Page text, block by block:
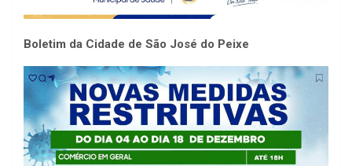
Boletim da Cidade de São José do Peixe